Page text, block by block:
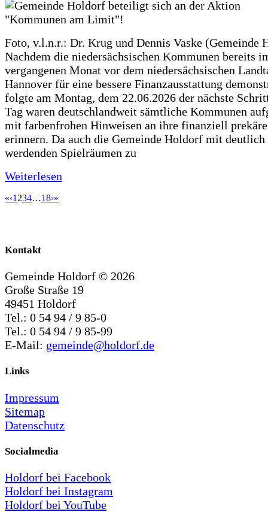
Foto, v.l.n.r.: Dr. Krug und Dennis Vaske (Gemeinde
Nachdem die niedersächsischen Kommunen bereits
vergangenen Monat vor dem niedersächsischen
Hannover für eine bessere Finanzausstattung
folgte am Montag, dem 22.06.2026 der nächste
Tag waren deutschlandweit sämtliche Kommunen
mit farbenfrohen Hinweisen an ihre finanziell
erinnern. Da auch die Gemeinde Holdorf mit deutlich
werdenden Spielräumen zu
Weiterlesen
«‹1 234…18›»
Kontakt
Gemeinde Holdorf © 2026
Große Straße 19
49451 Holdorf
Tel.: 0 54 94 / 9 85-0
Tel.: 0 54 94 / 9 85-99
E-Mail: gemeinde@holdorf.de
Links
Impressum
Sitemap
Datenschutz
Socialmedia
Holdorf bei Facebook
Holdorf bei Instagram
Holdorf bei YouTube